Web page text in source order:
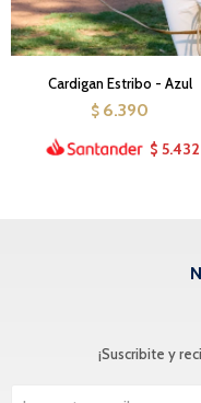
Cardigan Estribo - Azul
$ 6.390
$ 5.432
¡Suscribite y